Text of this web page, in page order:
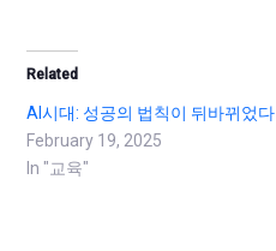
Related
AI시대: 성공의 법칙이 뒤바뀌었다
February 19, 2025
In "교육"